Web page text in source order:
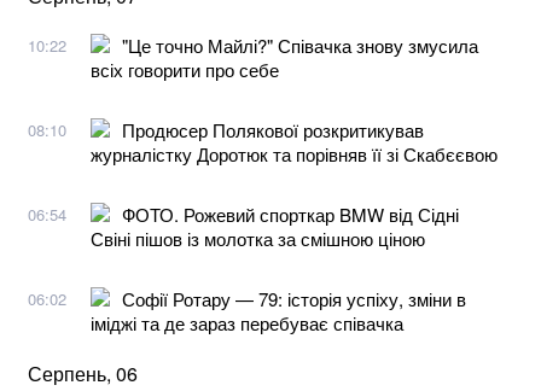
10:22
"Це точно Майлі?" Співачка знову змусила
всіх говорити про себе
08:10
Продюсер Полякової розкритикував
журналістку Доротюк та порівняв її зі Скабєєвою
06:54
ФОТО. Рожевий спорткар BMW від Сідні
Свіні пішов із молотка за смішною ціною
06:02
Софії Ротару — 79: історія успіху, зміни в
іміджі та де зараз перебуває співачка
Серпень, 06